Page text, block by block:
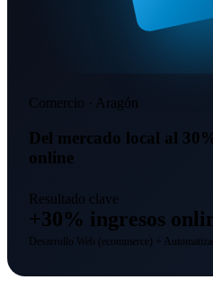
Comercio · Aragón
Del mercado local al
online
Resultado clave
+30% ingresos
Desarrollo Web (ecommerce) +